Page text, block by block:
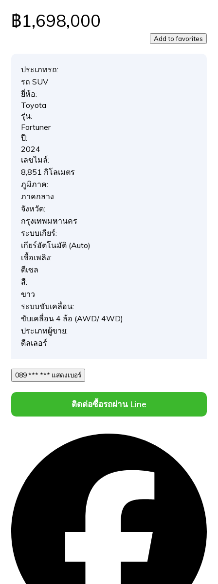
฿1,698,000
Add to favorites
ประเภทรถ:
รถ SUV
ยี่ห้อ:
Toyota
รุ่น:
Fortuner
ปี:
2024
เลขไมล์:
8,851 กิโลเมตร
ภูมิภาค:
ภาคกลาง
จังหวัด:
กรุงเทพมหานคร
ระบบเกียร์:
เกียร์อัตโนมัติ (Auto)
เชื้อเพลิง:
ดีเซล
สี:
ขาว
ระบบขับเคลื่อน:
ขับเคลื่อน 4 ล้อ (AWD/ 4WD)
ประเภทผู้ขาย:
ดีลเลอร์
089 *** *** แสดงเบอร์
ติดต่อซื้อรถผ่าน Line